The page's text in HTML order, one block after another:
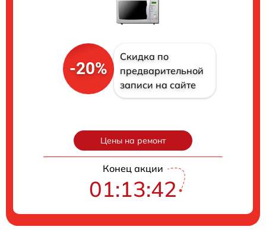
-20%
Скидка по
предварительной
записи на сайте
Цены на ремонт
Конец акции
01:13:41